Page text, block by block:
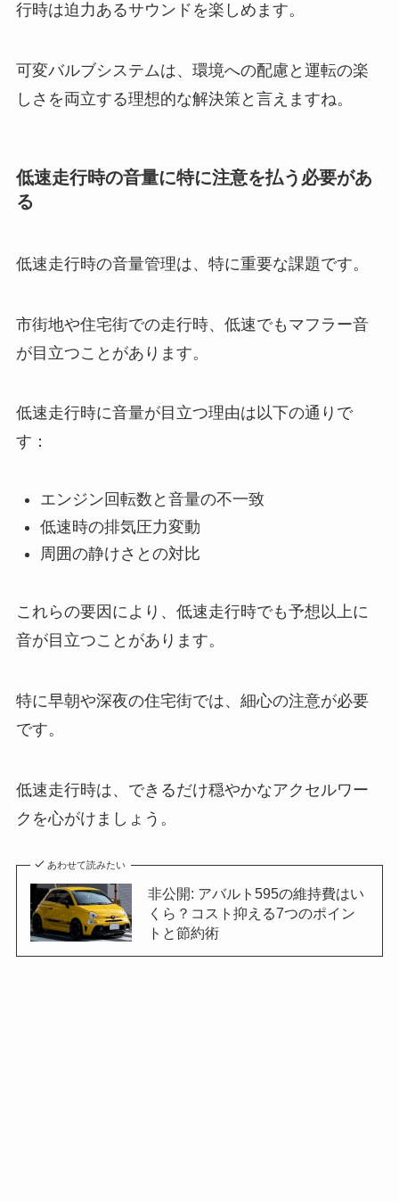
行時は迫力あるサウンドを楽しめます。
可変バルブシステムは、環境への配慮と運転の楽
しさを両立する理想的な解決策と言えますね。
低速走行時の音量に特に注意を払う必要があ
る
低速走行時の音量管理は、特に重要な課題です。
市街地や住宅街での走行時、低速でもマフラー音
が目立つことがあります。
低速走行時に音量が目立つ理由は以下の通りで
す：
エンジン回転数と音量の不一致
低速時の排気圧力変動
周囲の静けさとの対比
これらの要因により、低速走行時でも予想以上に
音が目立つことがあります。
特に早朝や深夜の住宅街では、細心の注意が必要
です。
低速走行時は、できるだけ穏やかなアクセルワー
クを心がけましょう。
あわせて読みたい
非公開: アバルト595の維持費はい
くら？コスト抑える7つのポイン
トと節約術